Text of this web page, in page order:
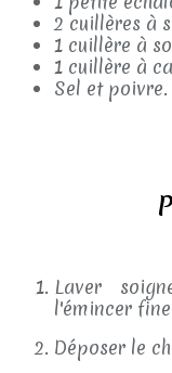
2 cuillères à
1 cuillère à
1 cuillère à
Sel et poivre.
Laver
l'émincer
Déposer le